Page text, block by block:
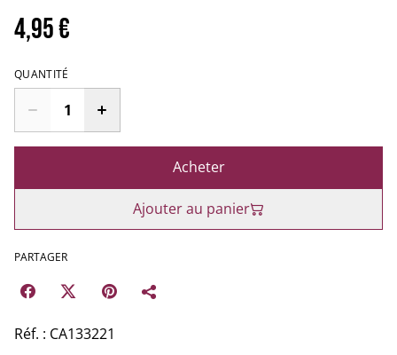
4,95 €
QUANTITÉ
Acheter
Ajouter au panier
PARTAGER
Réf. : CA133221